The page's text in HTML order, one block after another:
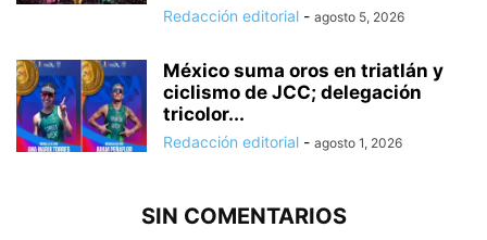
Redacción editorial - agosto 5, 2026
México suma oros en triatlán y
ciclismo de JCC; delegación
tricolor...
Redacción editorial - agosto 1, 2026
SIN COMENTARIOS